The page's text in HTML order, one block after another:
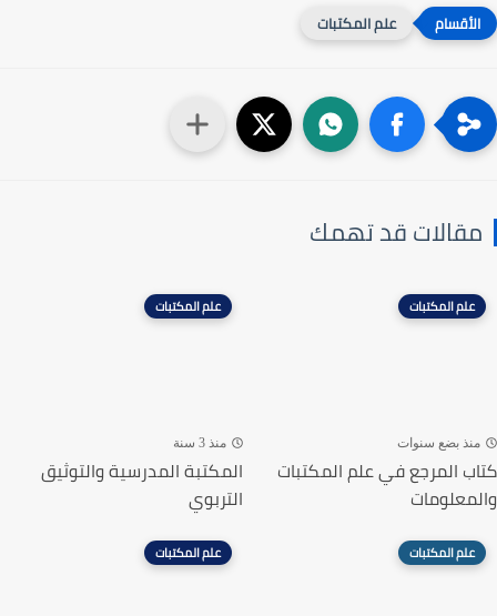
علم المكتبات
مقالات قد تهمك
علم المكتبات
منذ بضع سنوات
كتاب المرجع في علم المكتبات
والمعلومات
علم المكتبات
منذ 3 سنة
المكتبة المدرسية والتوثيق
التربوي
علم المكتبات علم المكتبات